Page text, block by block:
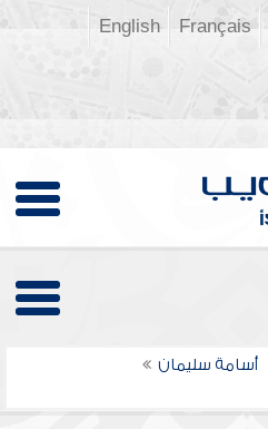
Français
English
أسامة سليمان